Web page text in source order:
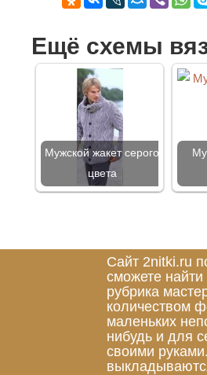
Ещё схемы
Мужской жакет серого
цвета
Сайт 2nitki.ru
сможете
рубрика
количеством
маленьких
нибудь и для
своими